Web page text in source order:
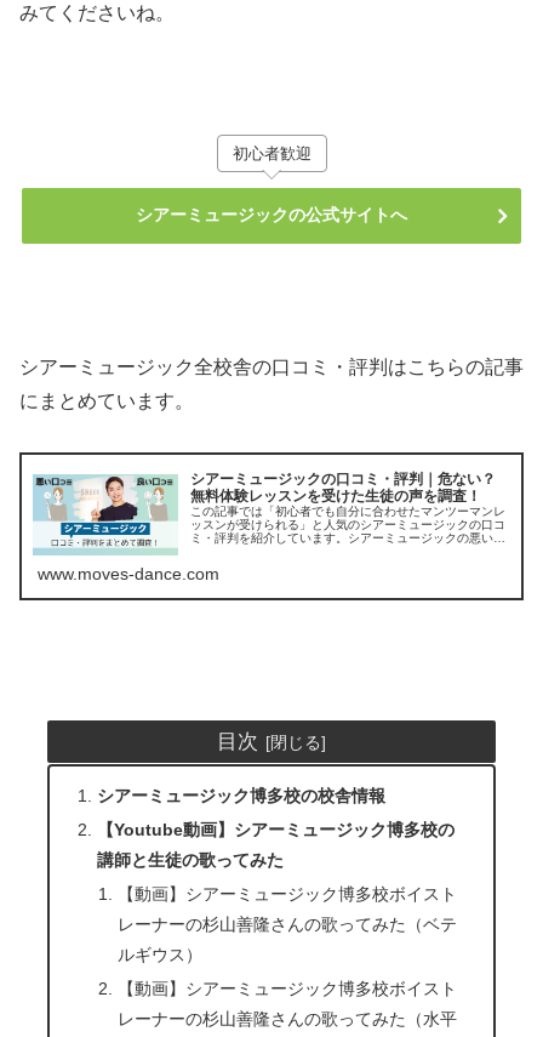
みてくださいね。
初心者歓迎
シアーミュージックの公式サイトへ
シアーミュージック全校舎の口コミ・評判はこちらの記事
にまとめています。
シアーミュージックの口コミ・評判｜危ない？
無料体験レッスンを受けた生徒の声を調査！
この記事では「初心者でも自分に合わせたマンツーマンレ
ッスンが受けられる」と人気のシアーミュージックの口コ
ミ・評判を紹介しています。シアーミュージックの悪い口
www.moves-dance.com
目次
シアーミュージック博多校の校舎情報
【Youtube動画】シアーミュージック博多校の
講師と生徒の歌ってみた
【動画】シアーミュージック博多校ボイスト
レーナーの杉山善隆さんの歌ってみた（ベテ
ルギウス）
【動画】シアーミュージック博多校ボイスト
レーナーの杉山善隆さんの歌ってみた（水平